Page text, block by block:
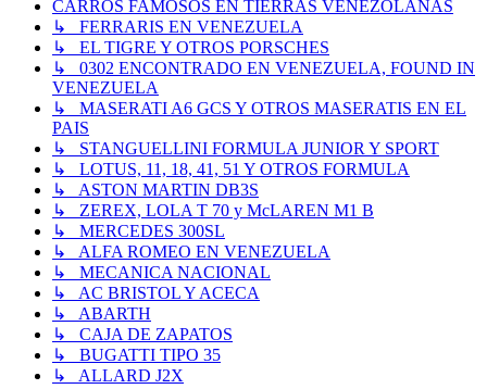
CARROS FAMOSOS EN TIERRAS VENEZOLANAS
↳ FERRARIS EN VENEZUELA
↳ EL TIGRE Y OTROS PORSCHES
↳ 0302 ENCONTRADO EN VENEZUELA, FOUND IN
VENEZUELA
↳ MASERATI A6 GCS Y OTROS MASERATIS EN EL
PAIS
↳ STANGUELLINI FORMULA JUNIOR Y SPORT
↳ LOTUS, 11, 18, 41, 51 Y OTROS FORMULA
↳ ASTON MARTIN DB3S
↳ ZEREX, LOLA T 70 y McLAREN M1 B
↳ MERCEDES 300SL
↳ ALFA ROMEO EN VENEZUELA
↳ MECANICA NACIONAL
↳ AC BRISTOL Y ACECA
↳ ABARTH
↳ CAJA DE ZAPATOS
↳ BUGATTI TIPO 35
↳ ALLARD J2X